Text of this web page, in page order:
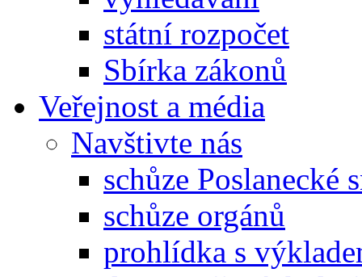
státní rozpočet
Sbírka zákonů
Veřejnost a média
Navštivte nás
schůze Poslanecké
schůze orgánů
prohlídka s